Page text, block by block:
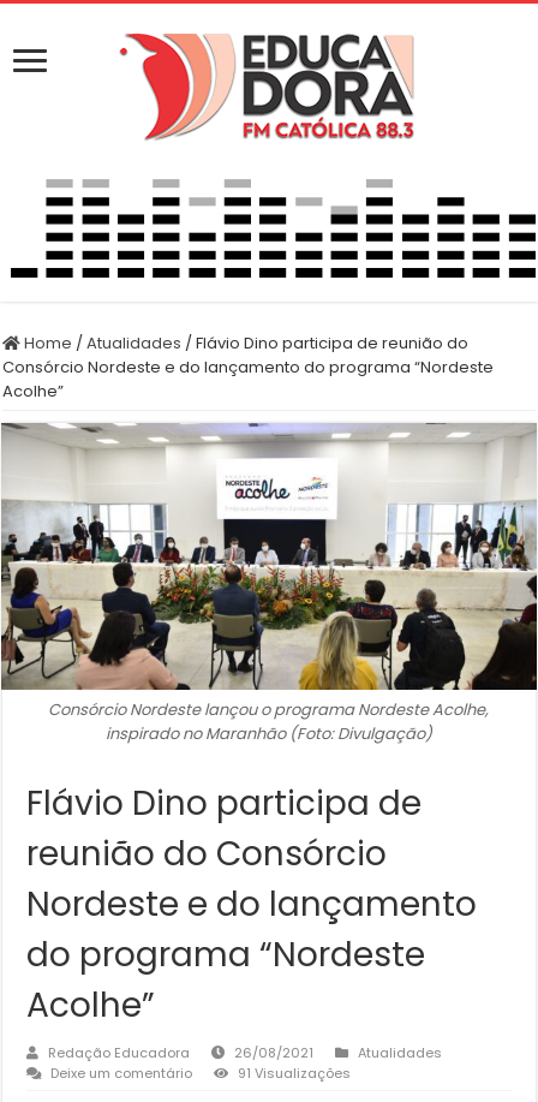
Home /Atualidades /Flávio Dino participa de reunião do
Consórcio Nordeste e do lançamento do programa “Nordeste
Acolhe”
Consórcio Nordeste lançou o programa Nordeste Acolhe,
inspirado no Maranhão (Foto: Divulgação)
Flávio Dino participa de
reunião do Consórcio
Nordeste e do lançamento
do programa “Nordeste
Acolhe”
Redação Educadora 26/08/2021
Atualidades
Deixe um comentário
91 Visualizações